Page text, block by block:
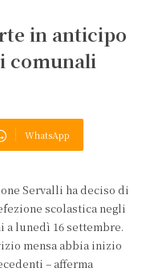
in anticipo
comunali
WhatsApp
Servalli ha deciso di
scolastica negli
lunedì 16 settembre.
mensa abbia inizio
– afferma